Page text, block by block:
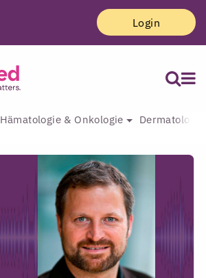
Login
Hämatologie & Onkologie